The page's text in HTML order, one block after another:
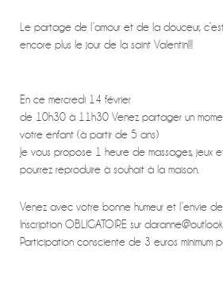
Le partage de l’amour et de la douceur,
encore plus le jour de la saint Valentin!!!
En ce mercredi 14 février
de 10h30 à 11h30 Venez partager un
votre enfant (à partir de 5 ans)
Je vous propose 1 heure de massages, jeux
pourrez reproduire à souhait à la maison.
Venez avec votre bonne humeur et l’envie
Inscription OBLIGATOIRE sur
Participation consciente de 3 euros minimum